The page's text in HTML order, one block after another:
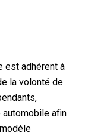
est adhérent à
la volonté de
afin